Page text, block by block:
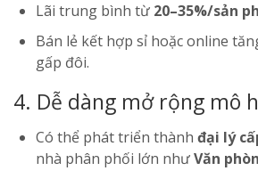
Lãi trung bình từ 20–35%/sản
Bán lẻ kết hợp sỉ hoặc online
gấp đôi.
4. Dễ dàng mở rộng mô
Có thể phát triển thành đại lý
nhà phân phối lớn nhưVăn